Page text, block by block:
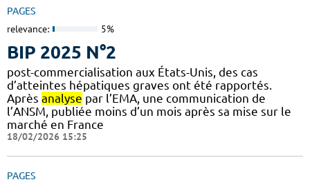
PAGES
relevance: 5%
BIP 2025 N°2
post-commercialisation aux États-Unis, des cas
d’atteintes hépatiques graves ont été rapportés.
Après analyse par l’EMA, une communication de
l’ANSM, publiée moins d’un mois après sa mise sur le
marché en France
18/02/2026 15:25
PAGES